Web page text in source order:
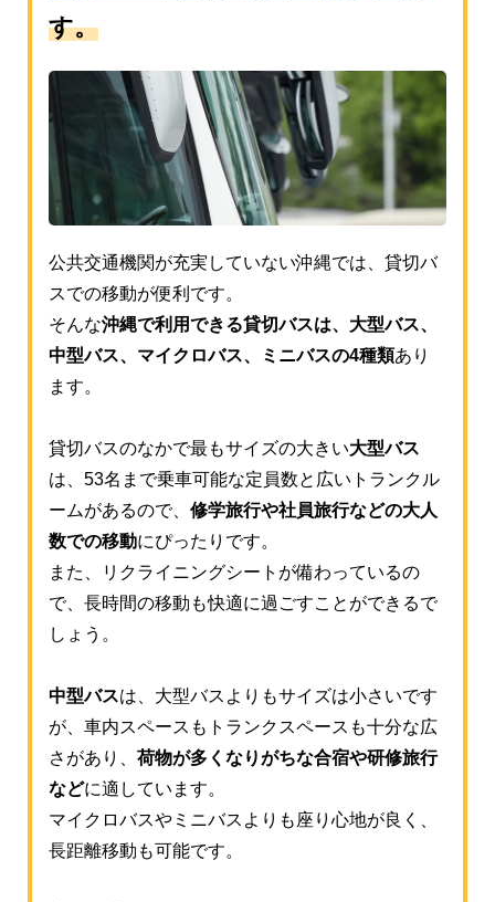
す。
公共交通機関が充実していない沖縄では、貸切バ
スでの移動が便利です。
そんな沖縄で利用できる貸切バスは、大型バス、
中型バス、マイクロバス、ミニバスの4種類あり
ます。
貸切バスのなかで最もサイズの大きい大型バス
は、53名まで乗車可能な定員数と広いトランクル
ームがあるので、 修学旅行や社員旅行などの大人
数での移動にぴったりです。
また、リクライニングシートが備わっているの
で、長時間の移動も快適に過ごすことができるで
しょう。
中型バスは、大型バスよりもサイズは小さいです
が、車内スペースもトランクスペースも十分な広
さがあり、 荷物が多くなりがちな合宿や研修旅行
などに適しています。
マイクロバスやミニバスよりも座り心地が良く、
長距離移動も可能です。